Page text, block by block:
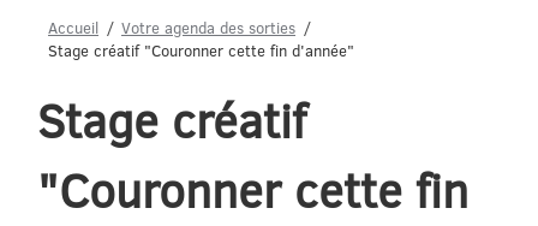
Accueil
Votre agenda des sorties
Stage créatif "Couronner cette fin d'année"
Stage créatif
"Couronner cette fin